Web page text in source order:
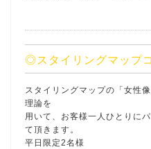
◎スタイリングマップ
スタイリングマップの「女性
理論を
用いて、お客様一人ひとりに
て頂きます。
平日限定2名様